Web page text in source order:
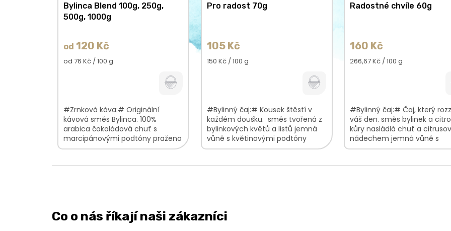
Bylinca Blend 100g, 250g,
500g, 1000g
od 120 Kč
Měrná
od 76 Kč / 100 g
#Zrnková káva:# Originální
kávová směs Bylinca. 100%
arabica čokoládová chuť s
marcipánovými podtóny praženo
na espresso i filtr
Pro radost 70g
105 Kč
Měrná
150 Kč / 100 g
#Bylinný čaj:# Kousek štěstí v
každém doušku. směs tvořená z
bylinkových květů a listů jemná
vůně s květinovými podtóny
hladká, nasládlá chuť V bylinkové
Radostné chvíle 60g
160 Kč
Měrná
266,67 Kč / 100 g
#Bylinný čaj:# Čaj, který
váš den. směs bylinek a
kůry nasládlá chuť a
nádechem jemná vůně s
květinovými tóny V
Co o nás říkají naši zákazníci